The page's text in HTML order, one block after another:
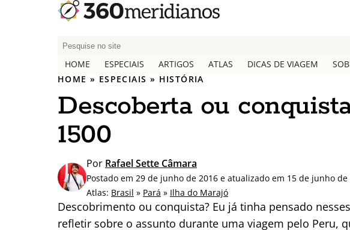
P
q
u
i
s
a
p
o
r
:
HOME ESPECIAIS ARTIGOS ATLAS DICAS DE VIAGEM
HOME » ESPECIAIS » HISTÓRIA
Descoberta ou
1500
Por Rafael Sette Câmara
Postado em 29 de junho de 2016 e atualizado em 15 de junho de
Atlas: Brasil » Pará » Ilha do Marajó
Descobrimento ou conquista? Eu já tinha pensado
refletir sobre o assunto durante uma viagem pelo Peru,